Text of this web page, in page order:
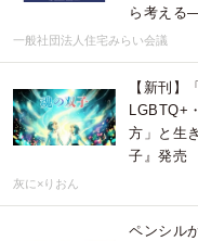
ら考える
一般社団法人住宅みらい会議
【新刊
LGBTQ+
方」と生
子』発売
灰に×りおん
ペンシル